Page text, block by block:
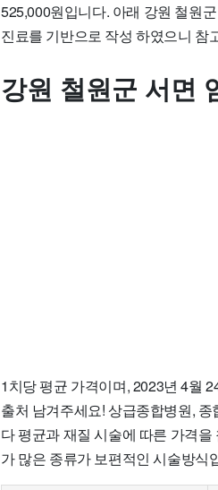
525,000원입니다. 아래 강원 철원
진료를 기반으로 작성 하였으니 참
강원 철원군 서면
1치당 평균 가격이며, 2023년 4월
출처 남겨주세요! 상급종합병원,
다 평균과 재질 시술에 따른 가격
가 많은 종류가 보편적인 시술방식